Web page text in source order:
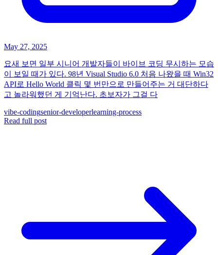
May 27, 2025
요새 보면 일부 시니어 개발자들이 바이브 코딩 무시하는 모습
이 보일 때가 있다. 98년 Visual Studio 6.0 처음 나왔을 때 Win32
API로 Hello World 클릭 몇 번만으로 만들어주는 거 대단하다
고 놀라워했던 게 기억난다. 초보자가 그걸 다
vibe-codingsenior-developerlearning-process
Read full post